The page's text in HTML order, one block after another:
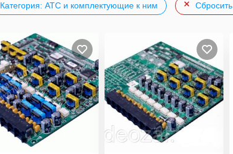
Категория: АТС и комплектующие к ним